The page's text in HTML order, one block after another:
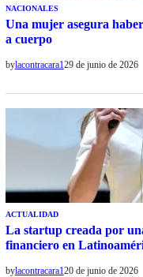
NACIONALES
Una mujer asegura
a cuerpo
bylacontracara129 de junio de 2026
ACTUALIDAD
La startup creada por
financiero en
bylacontracara120 de junio de 2026